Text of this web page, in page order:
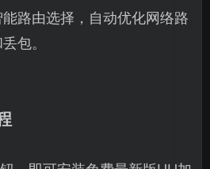
能路由选择，自动优化网络路
包。